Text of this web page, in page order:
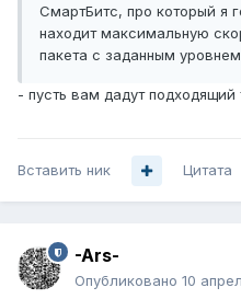
СмартБитс, про который я
находит максимальную
пакета с заданным уровнем
- пусть вам дадут подходящий
Вставить ник Цитата
-Ars-
Опубликовано 10